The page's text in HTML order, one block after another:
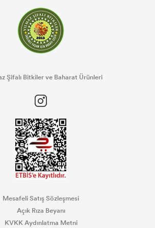
Şifalı Bitkiler ve Baharat Ürünleri
Mesafeli Satış Sözleşmesi
Açık Rıza Beyanı
KVKK Aydınlatma Metni